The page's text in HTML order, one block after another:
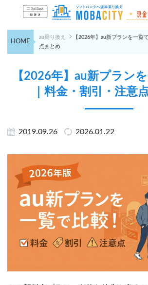
HOME
au乗り換え
【2026年】au新プランを一覧
点まとめ
【2026年】au新プラン
｜料金・割引・注意
2019.09.26 2026.01.22